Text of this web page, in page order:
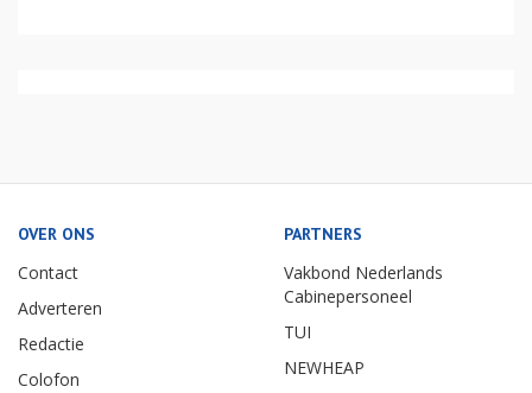
OVER ONS
Contact
Adverteren
Redactie
Colofon
PARTNERS
Vakbond Nederlands
Cabinepersoneel
TUI
NEWHEAP